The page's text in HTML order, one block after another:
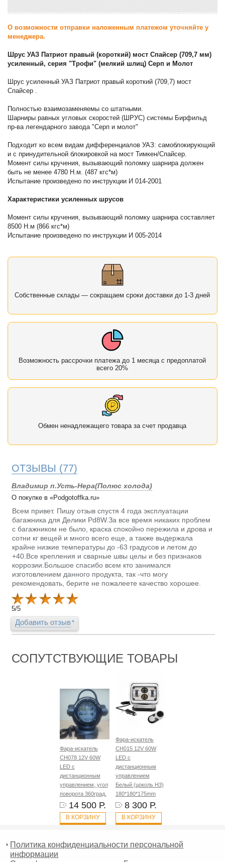
О возможности отправки наложенным платежом уточняйте у
менеджера.
Шрус УАЗ Патриот правый (короткий) мост Спайсер (709,7 мм)
усиленный, серия "Трофи" (мелкий шлиц) Серп и Молот
Шрус усиленный УАЗ Патриот правый короткий (709,7) мост
Спайсер .
Полностью взаимозаменяемы со штатными.
Шарниры равных угловых скоростей (ШРУС) системы Бирфильд
пр-ва легендарного завода "Серп и молот"
Подходит ко всем видам дифференциалов УАЗ: самоблокирующий
и с принудительной блокировкой на мост Тимкен/Спайсер.
Момент силы кручения, вызывающий поломку шарнира должен
быть не менее 4780 Н.м. (487 кгс*м)
Испытание произведено по инструкции И 014-2001
Характеристики усиленных шрусов
Момент силы кручения, вызывающий поломку шарнира составляет
8500 Н.м (866 кгс*м)
Испытание произведено по инструкции И 005-2014
Собственные склады — сокращаем сроки доставки до 1-3 дней
Возможность рассрочки платежа до 1 месяца с предоплатой
всего 20%
Обмен ненадлежащего товара за счет продавца
ОТЗЫВЫ (77)
Владимир п.Усть-Нера(Полюс холода)
О покупке в «Podgotoffka.ru»
Всем привет. Пишу отзыв спустя 4 года эксплуатации
багажника для Делики Pd8W.За все время никаких проблем
с багажником не было, краска спокойно пережила и дрова и
сотни кг вещей и много всего еще, а также выдержала
крайне низкие температуры до -63 градусов и летом до
+40.Все крепления и сварные швы целы и без признаков
коррозии.Большое спасибо всем кто занимался
изготовлением данного продукта, так -что могу
рекомендовать, берите не пожалеете качество хорошее.
5/5
Добавить отзыв
СОПУТСТВУЮЩИЕ ТОВАРЫ
Фара-искатель
CH078 12V 60W
LED с
дистанционным
управлением, угол
поворота 360град.
14 500 Р.
В КОРЗИНУ
Фара-искатель
CH015 12V 60W
LED с
дистанционным
управлением
Белый (цоколь H3)
180*180*175mm
8 300 Р.
В КОРЗИНУ
Политика конфиденциальности персональной
информации